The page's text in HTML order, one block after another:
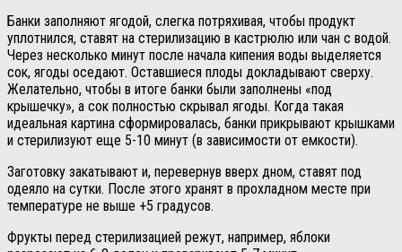
Банки заполняют ягодой, слегка потряхивая, чтобы продукт
уплотнился, ставят на стерилизацию в кастрюлю или чан с водой.
Через несколько минут после начала кипения воды выделяется
сок, ягоды оседают. Оставшиеся плоды докладывают сверху.
Желательно, чтобы в итоге банки были заполнены «под
крышечку», а сок полностью скрывал ягоды. Когда такая
идеальная картина сформировалась, банки прикрывают крышками
и стерилизуют еще 5-10 минут (в зависимости от емкости).
Заготовку закатывают и, перевернув вверх дном, ставят под
одеяло на сутки. После этого хранят в прохладном месте при
температуре не выше +5 градусов.
Фрукты перед стерилизацией режут, например, яблоки